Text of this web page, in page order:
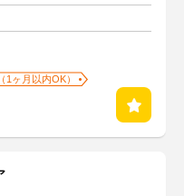
1ヶ月以内OK）